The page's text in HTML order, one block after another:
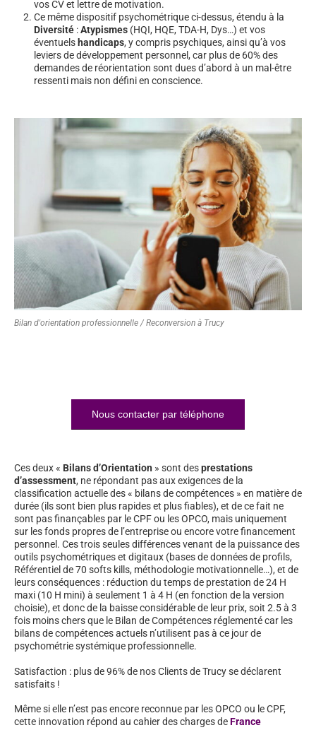
vos CV et lettre de motivation.
Ce même dispositif psychométrique ci-dessus, étendu à la
Diversité :Atypismes (HQI, HQE, TDA-H, Dys…) et vos
éventuels handicaps, y compris psychiques, ainsi qu’à vos
leviers de développement personnel, car plus de 60% des
demandes de réorientation sont dues d’abord à un mal-être
ressenti mais non défini en conscience.
Bilan d'orientation professionnelle / Reconversion à Trucy
Nous contacter par téléphone
Ces deux « Bilans d’Orientation » sont desprestations
d’assessment, ne répondant pas aux exigences de la
classification actuelle des « bilans de compétences » en matière de
durée (ils sont bien plus rapides et plus fiables), et de ce fait ne
sont pas finançables par le CPF ou les OPCO, mais uniquement
sur les fonds propres de l’entreprise ou encore votre financement
personnel. Ces trois seules différences venant de la puissance des
outils psychométriques et digitaux (bases de données de profils,
Référentiel de 70 softs kills, méthodologie motivationnelle…), et de
leurs conséquences : réduction du temps de prestation de 24 H
maxi (10 H mini) à seulement 1 à 4 H (en fonction de la version
choisie), et donc de la baisse considérable de leur prix, soit 2.5 à 3
fois moins chers que le Bilan de Compétences réglementé car les
bilans de compétences actuels n’utilisent pas à ce jour de
psychométrie systémique professionnelle.
Satisfaction : plus de 96% de nos Clients de Trucy se déclarent
satisfaits !
Même si elle n’est pas encore reconnue par les OPCO ou le CPF,
cette innovation répond au cahier des charges deFrance